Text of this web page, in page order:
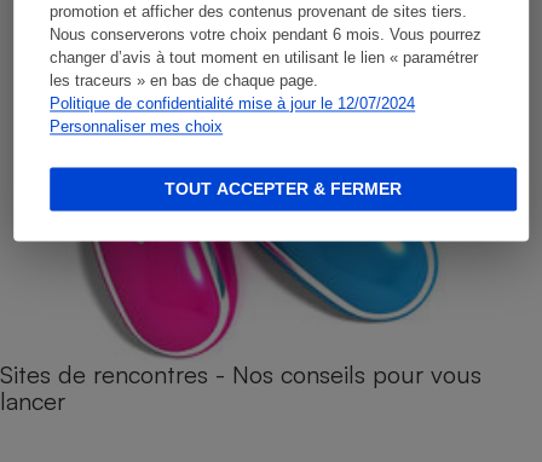
promotion et afficher des contenus provenant de sites tiers.
Nous conserverons votre choix pendant 6 mois. Vous pourrez
changer d’avis à tout moment en utilisant le lien « paramétrer
les traceurs » en bas de chaque page.
Politique de confidentialité mise à jour le 12/07/2024
Personnaliser mes choix
TOUT ACCEPTER & FERMER
Sites de rencontres - Nos conseils pour vous
lancer